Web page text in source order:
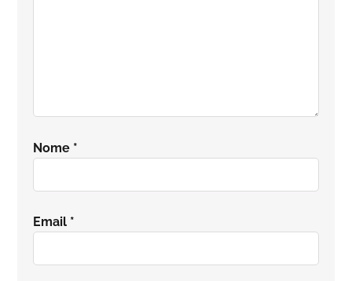
Nome *
Email *